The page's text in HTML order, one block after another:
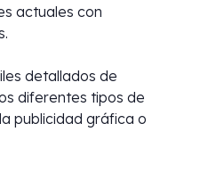
actuales con
detallados de
diferentes tipos de
publicidad gráfica o